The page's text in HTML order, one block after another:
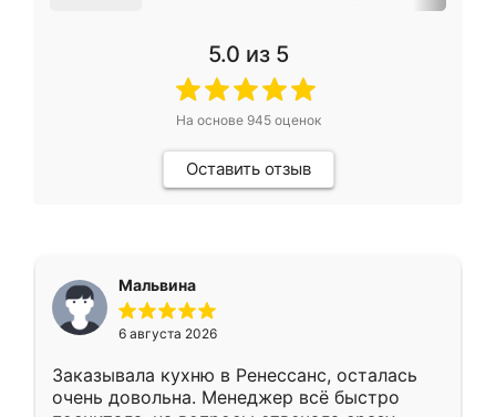
5.0 из 5
На основе 945оценок
Оставить отзыв
Мальвина
6 августа 2026
Заказывала кухню в Ренессанс, осталась
очень довольна. Менеджер всё быстро